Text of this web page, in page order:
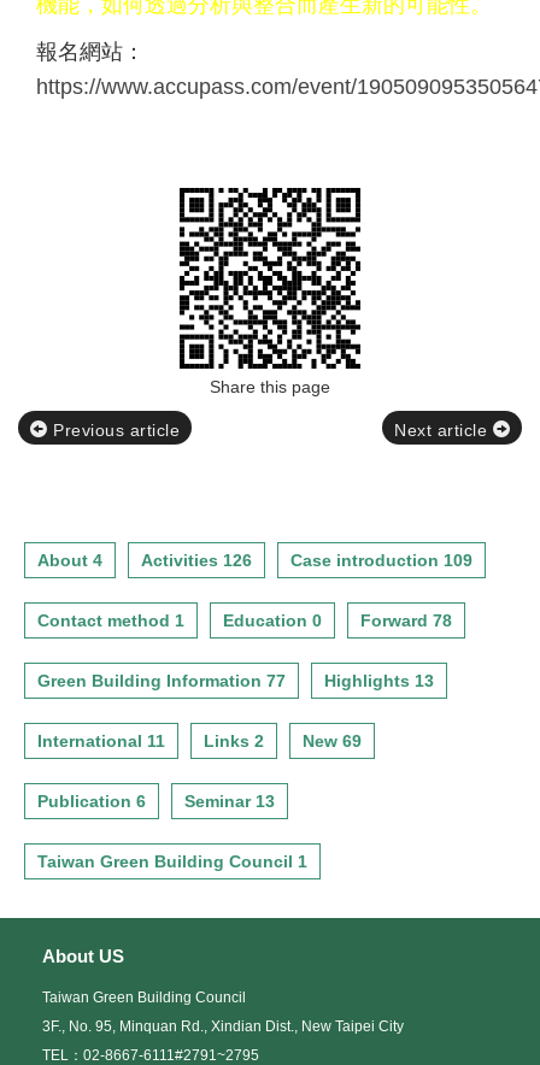
機能，如何透過分析與整合而產生新的可能性。
報名網站：
https://www.accupass.com/event/
Share this page
Previous article Next article
About 4 Activities 126 Case introduction 109
Contact method 1 Education 0 Forward 78
Green Building Information 77 Highlights 13
International 11 Links 2 New 69
Publication 6 Seminar 13
Taiwan Green Building Council 1
About US
Taiwan Green Building Council
3F., No. 95, Minquan Rd., Xindian Dist., New Taipei City
TEL：02-8667-6111#2791~2795